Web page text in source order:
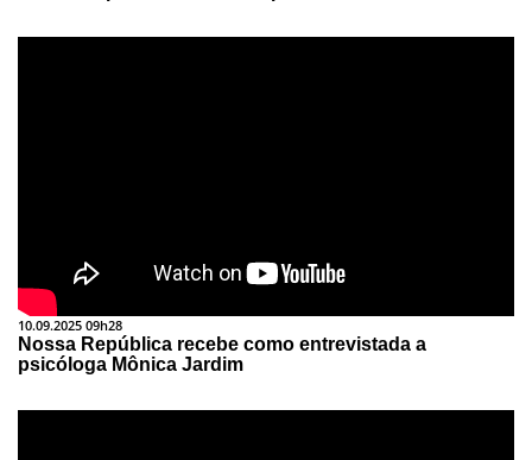
10.09.2025 09h28
Nossa República recebe como entrevistada a
psicóloga Mônica Jardim